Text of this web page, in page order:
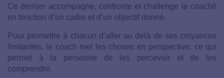
Ce dernier accompagne, confronte et challenge le coaché
en fonction d’un cadre et d’un objectif donné.
Pour permettre à chacun d’aller au delà de ses croyances
limitantes, le coach met les choses en perspective, ce qui
permet à la personne de les percevoir et de les
comprendre.